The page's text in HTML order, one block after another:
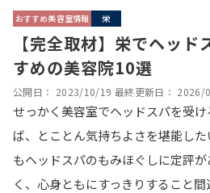
おすすめ美容室情報 栄
【完全取材】栄でヘッド
すめの美容院10選
公開日： 2023/10/19 最終更新日： 2026/
せっかく美容室でヘッドスパを受
ば、とことん気持ちよさを堪能し
もヘッドスパのもみほぐしに定評
く、心身ともにすっきりすること間